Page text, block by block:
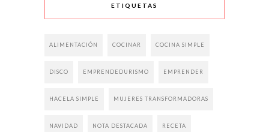
ETIQUETAS
ALIMENTACIÓN COCINAR COCINA SIMPLE
DISCO EMPRENDEDURISMO EMPRENDER
HACELA SIMPLE MUJERES TRANSFORMADORAS
NAVIDAD NOTA DESTACADA RECETA